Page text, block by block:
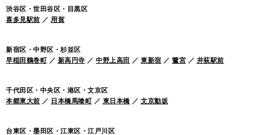
渋谷区・世田谷区・目黒区
喜多見駅前 ／ 用賀
新宿区・中野区・杉並区
早稲田鶴巻町／ 新高円寺 ／ 中野上高田 ／ 東新宿 ／ 鷺宮 ／ 井荻駅前
千代田区・中央区・港区・文京区
本郷東大前 ／ 日本橋馬喰町／ 東日本橋 ／ 文京動坂
台東区・墨田区・江東区・江戸川区